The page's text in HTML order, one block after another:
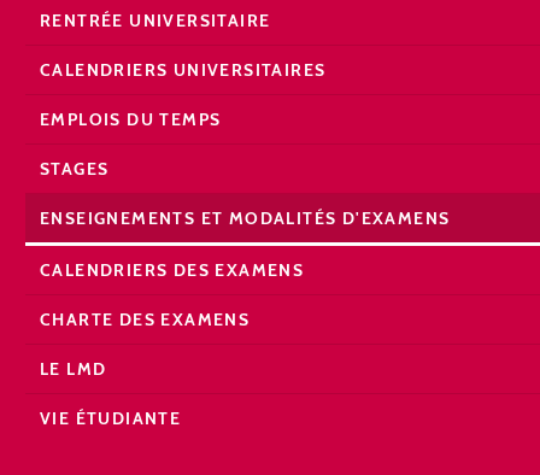
RENTRÉE UNIVERSITAIRE
CALENDRIERS UNIVERSITAIRES
EMPLOIS DU TEMPS
STAGES
ENSEIGNEMENTS ET MODALITÉS D'EXAMENS
CALENDRIERS DES EXAMENS
CHARTE DES EXAMENS
LE LMD
VIE ÉTUDIANTE